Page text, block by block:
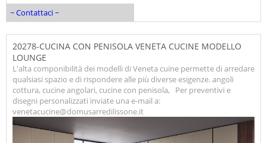
~ Contattaci ~
20278-CUCINA CON PENISOLA VENETA CUCINE MODELLO
LOUNGE
L'alta componibilità dei modelli di Veneta cuine permette di arredare
qualsiasi spazio e di rispondere alle più diverse esigenze. angoli
cottura, cucine angolari, cucine con penisola, Per preventivi e
disegni personalizzati inviate una e-mail a:
venetacucine@domusarredilissone.it